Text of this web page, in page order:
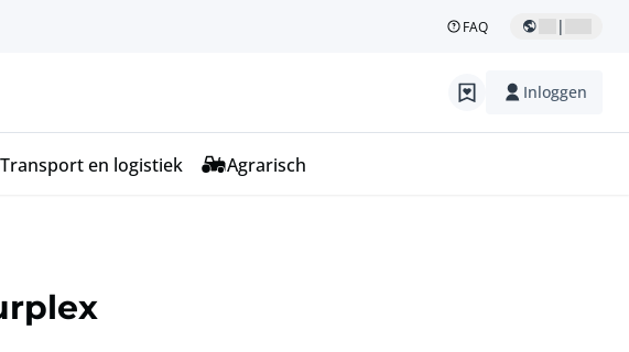
FAQ |
Inloggen
Transport en logistiek Agrarisch